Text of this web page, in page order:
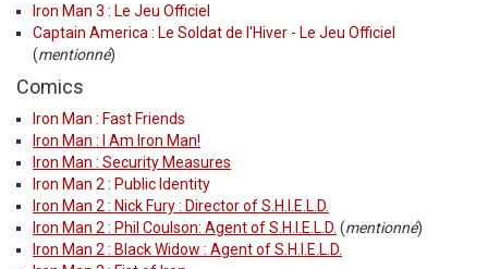
Iron Man 3 : Le Jeu Officiel
Captain America : Le Soldat de l'Hiver - Le Jeu Officiel
(mentionné)
Comics
Iron Man : Fast Friends
Iron Man : I Am Iron Man!
Iron Man : Security Measures
Iron Man 2 : Public Identity
Iron Man 2 : Nick Fury : Director of S.H.I.E.L.D.
Iron Man 2 : Phil Coulson: Agent of S.H.I.E.L.D. (mentionné)
Iron Man 2 : Black Widow : Agent of S.H.I.E.L.D.